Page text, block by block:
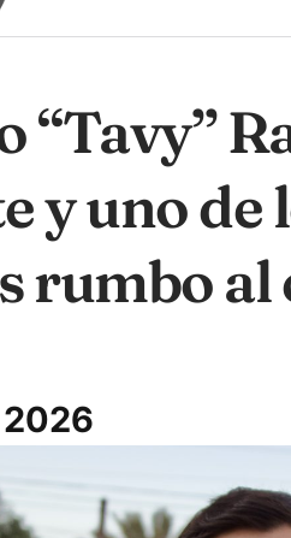
“Tavy”
y uno de
rumbo al
2026